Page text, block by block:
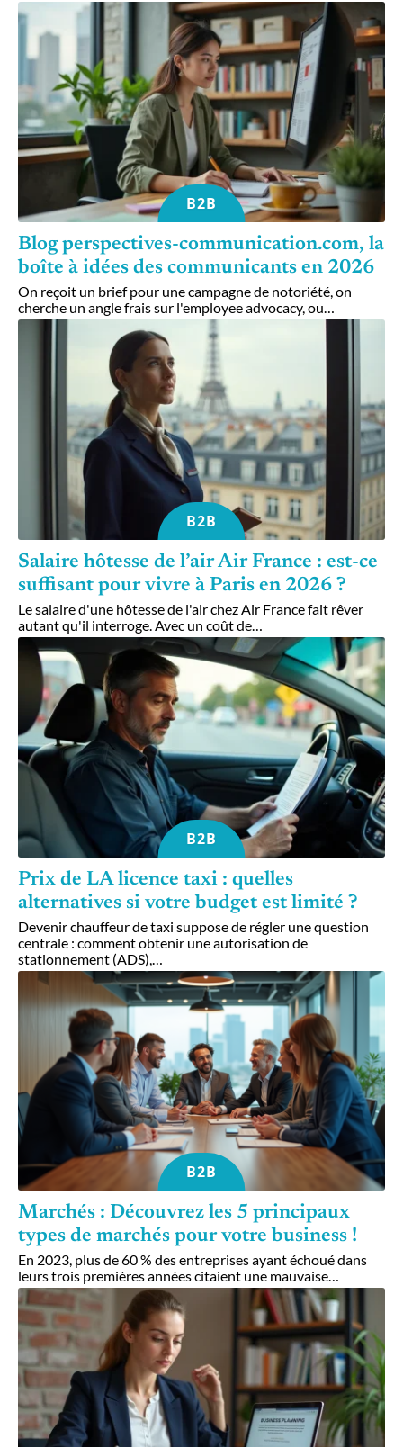
B2B
Blog perspectives-communication.com, la
boîte à idées des communicants en 2026
On reçoit un brief pour une campagne de notoriété, on
cherche un angle frais sur l'employee advocacy, ou…
B2B
Salaire hôtesse de l’air Air France : est-ce
suffisant pour vivre à Paris en 2026 ?
Le salaire d'une hôtesse de l'air chez Air France fait rêver
autant qu'il interroge. Avec un coût de
B2B
Prix de LA licence taxi : quelles
alternatives si votre budget est limité ?
Devenir chauffeur de taxi suppose de régler une question
centrale : comment obtenir une autorisation de
stationnement (ADS),
B2B
Marchés : Découvrez les 5 principaux
types de marchés pour votre business !
En 2023, plus de 60 % des entreprises ayant échoué dans
leurs trois premières années citaient une mauvaise…